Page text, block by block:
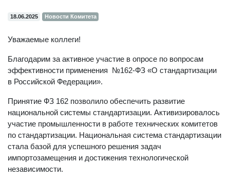
18.06.2025 Новости Комитета
Уважаемые коллеги!
Благодарим за активное участие в опросе по вопросам
эффективности применения №162-ФЗ «О стандартизации
в Российской Федерации».
Принятие ФЗ 162 позволило обеспечить развитие
национальной системы стандартизации. Активизировалось
участие промышленности в работе технических комитетов
по стандартизации. Национальная система стандартизации
стала базой для успешного решения задач
импортозамещения и достижения технологической
независимости.